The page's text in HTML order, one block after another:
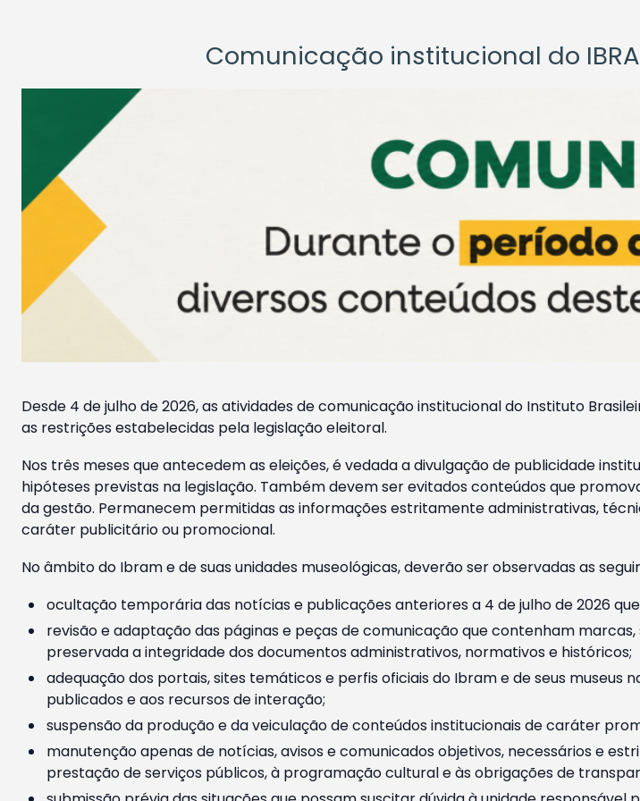
Comunicação institucional do
Desde 4 de julho de 2026, as atividades de comunicação institucional do Instituto
as restrições estabelecidas pela legislação eleitoral.
Nos três meses que antecedem as eleições, é vedada a divulgação de publicidade
hipóteses previstas na legislação. Também devem ser evitados conteúdos que
da gestão. Permanecem permitidas as informações estritamente administrativas,
caráter publicitário ou promocional.
No âmbito do Ibram e de suas unidades museológicas, deverão ser observadas as
ocultação temporária das notícias e publicações anteriores a 4 de julho de 2026
revisão e adaptação das páginas e peças de comunicação que contenham
preservada a integridade dos documentos administrativos, normativos e históricos;
adequação dos portais, sites temáticos e perfis oficiais do Ibram e de seus museus
publicados e aos recursos de interação;
suspensão da produção e da veiculação de conteúdos institucionais de caráter
manutenção apenas de notícias, avisos e comunicados objetivos, necessários e
prestação de serviços públicos, à programação cultural e às obrigações de